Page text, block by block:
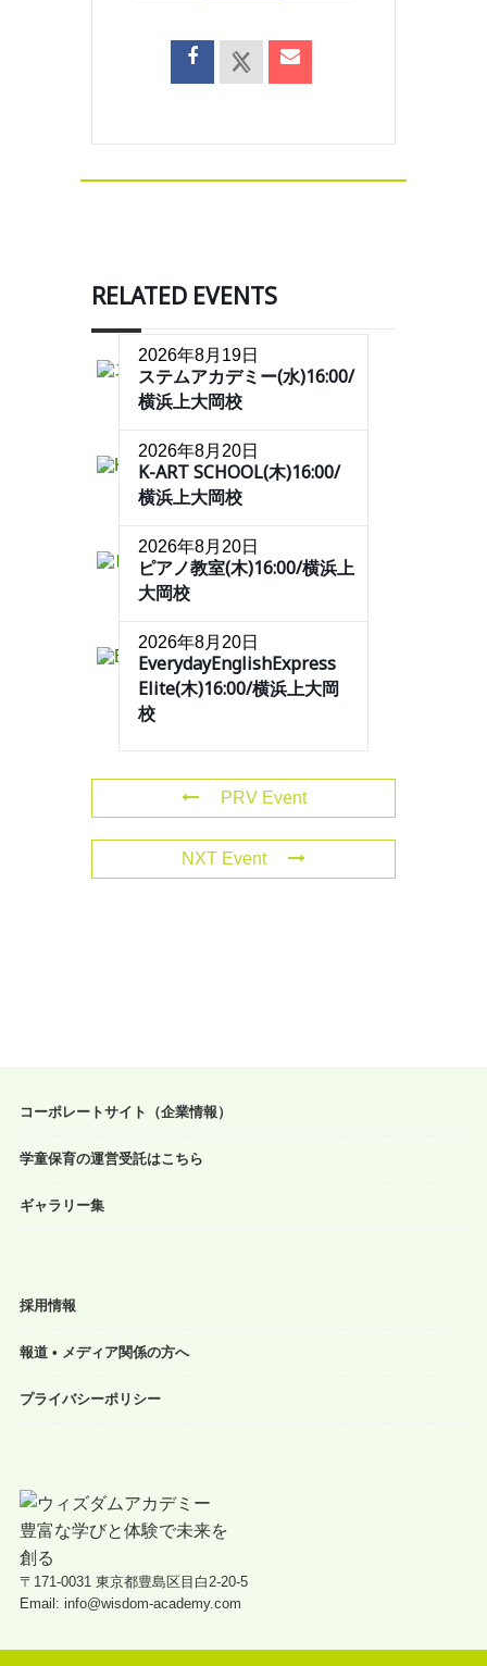
RELATED EVENTS
2026年8月19日
ステムアカデミー(水)16:00/
横浜上大岡校
2026年8月20日
K-ART SCHOOL(木)16:00/
横浜上大岡校
2026年8月20日
ピアノ教室(木)16:00/横浜上
大岡校
2026年8月20日
EverydayEnglishExpress
Elite(木)16:00/横浜上大岡
校
PRV Event
NXT Event
コーポレートサイト（企業情報）
学童保育の運営受託はこちら
ギャラリー集
採用情報
報道 • メディア関係の方へ
プライバシーポリシー
〒171-0031 東京都豊島区目白2-20-5
Email: info@wisdom-academy.com